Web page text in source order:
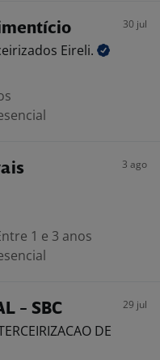
30 jul
Eireli.
3 ago
1 e 3 anos
- SBC 29 jul
DE